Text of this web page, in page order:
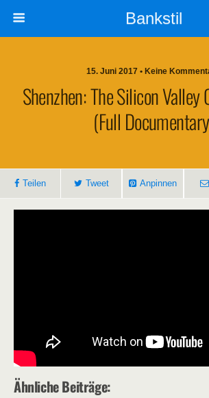
Bankstil
15. Juni 2017 • Keine
Shen­zhen: The Sili­con
(Full
Tei­len Tweet Anpin­nen
Ähn­li­che Beiträge: